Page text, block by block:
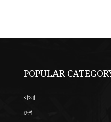
POPULAR
বাংলা
দেশ